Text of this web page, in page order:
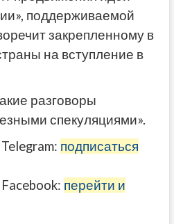
поддерживаемой
закрепленному в
на вступление в
разговоры
спекуляциями».
подписаться
перейти и